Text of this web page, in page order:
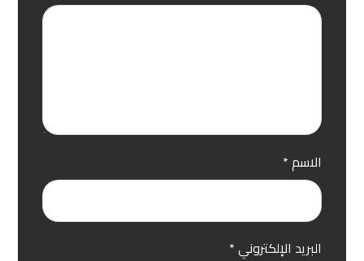
الاسم*
البريد الإلكتروني*